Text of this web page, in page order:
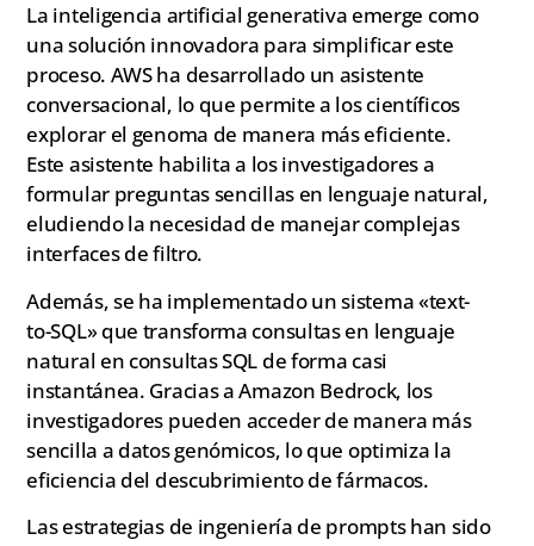
La inteligencia artificial generativa emerge como
una solución innovadora para simplificar este
proceso. AWS ha desarrollado un asistente
conversacional, lo que permite a los científicos
explorar el genoma de manera más eficiente.
Este asistente habilita a los investigadores a
formular preguntas sencillas en lenguaje natural,
eludiendo la necesidad de manejar complejas
interfaces de filtro.
Además, se ha implementado un sistema «text-
to-SQL» que transforma consultas en lenguaje
natural en consultas SQL de forma casi
instantánea. Gracias a Amazon Bedrock, los
investigadores pueden acceder de manera más
sencilla a datos genómicos, lo que optimiza la
eficiencia del descubrimiento de fármacos.
Las estrategias de ingeniería de prompts han sido